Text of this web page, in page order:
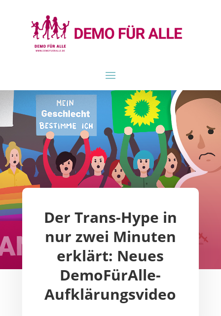
Der Trans-Hype in
nur zwei Minuten
erklärt: Neues
DemoFürAlle-
Aufklärungsvideo